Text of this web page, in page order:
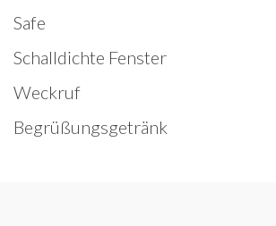
Safe
Schalldichte Fenster
Weckruf
Begrüßungsgetränk